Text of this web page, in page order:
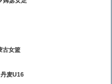
古女篮
麦U16